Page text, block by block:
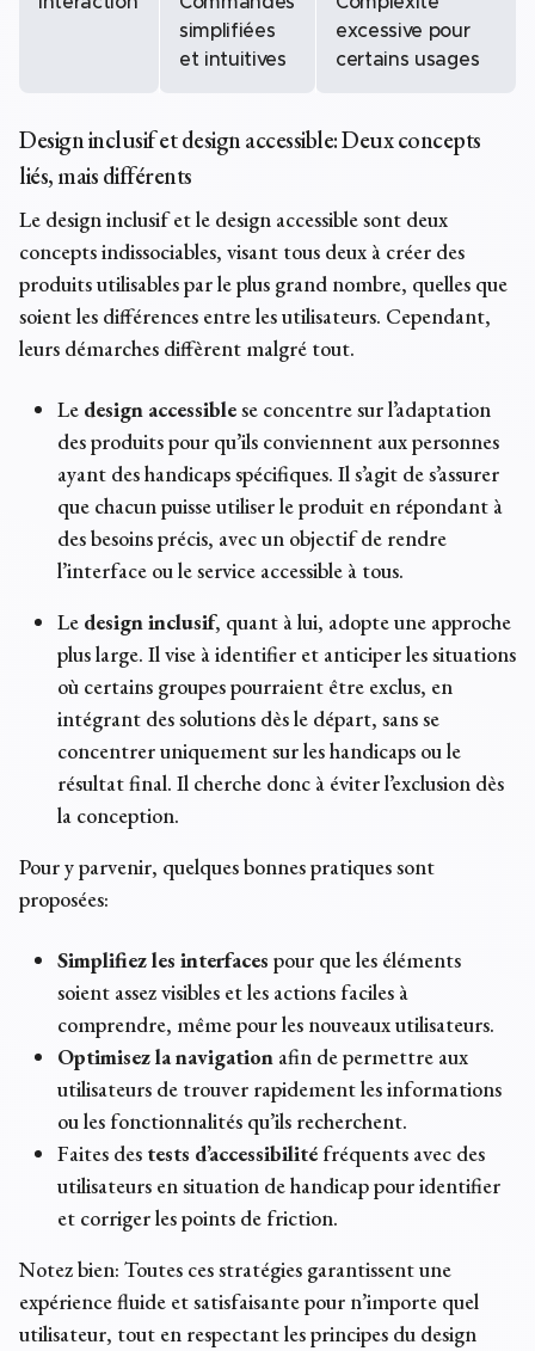
simplifiées
et intuitives
excessive pour
certains usages
Design inclusif et design accessible: Deux concepts
liés, mais différents
Le design inclusif et le design accessible sont deux
concepts indissociables, visant tous deux à créer des
produits utilisables par le plus grand nombre, quelles que
soient les différences entre les utilisateurs. Cependant,
leurs démarches diffèrent malgré tout.
Le design accessiblese concentre sur l’adaptation
des produits pour qu’ils conviennent aux personnes
ayant des handicaps spécifiques. Il s’agit de s’assurer
que chacun puisse utiliser le produit en répondant à
des besoins précis, avec un objectif de rendre
l’interface ou le service accessible à tous.
Le design inclusif, quant à lui, adopte une approche
plus large. Il vise à identifier et anticiper les situations
où certains groupes pourraient être exclus, en
intégrant des solutions dès le départ, sans se
concentrer uniquement sur les handicaps ou le
résultat final. Il cherche donc à éviter l’exclusion dès
la conception.
Pour y parvenir, quelques bonnes pratiques sont
proposées:
Simplifiez les interfaces pour que les éléments
soient assez visibles et les actions faciles à
comprendre, même pour les nouveaux utilisateurs.
Optimisez la navigation afin de permettre aux
utilisateurs de trouver rapidement les informations
ou les fonctionnalités qu’ils recherchent.
Faites des tests d’accessibilité fréquents avec des
utilisateurs en situation de handicap pour identifier
et corriger les points de friction.
Notez bien: Toutes ces stratégies garantissent une
expérience fluide et satisfaisante pour n’importe quel
utilisateur, tout en respectant les principes du design